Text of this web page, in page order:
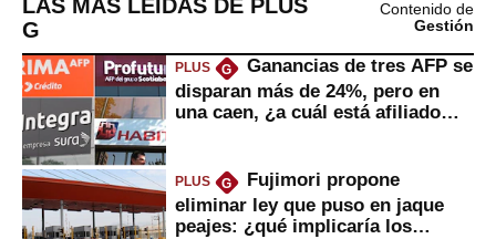
LAS MÁS LEÍDAS DE PLUS
G
Contenido de
Gestión
PLUS G
Ganancias de tres AFP se
disparan más de 24%, pero en
una caen, ¿a cuál está afiliado
PLUS G
Fujimori propone
eliminar ley que puso en jaque
peajes: ¿qué implicaría los